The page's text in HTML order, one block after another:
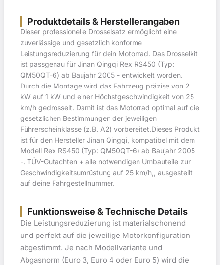
Produktdetails & Herstellerangaben
Dieser professionelle Drosselsatz ermöglicht eine
zuverlässige und gesetzlich konforme
Leistungsreduzierung für dein Motorrad. Das Drosselkit
ist passgenau für Jinan Qingqi Rex RS450 (Typ:
QM50QT-6) ab Baujahr 2005 - entwickelt worden.
Durch die Montage wird das Fahrzeug präzise von 2
kW auf 1 kW und einer Höchstgeschwindigkeit von 25
km/h gedrosselt. Damit ist das Motorrad optimal auf die
gesetzlichen Bestimmungen der jeweiligen
Führerscheinklasse (z.B. A2) vorbereitet.Dieses Produkt
ist für den Hersteller Jinan Qingqi, kompatibel mit dem
Modell Rex RS450 (Typ: QM50QT-6) ab Baujahr 2005
-. TÜV-Gutachten + alle notwendigen Umbauteile zur
Geschwindigkeitsumrüstung auf 25 km/h,, ausgestellt
auf deine Fahrgestellnummer.
Funktionsweise & Technische Details
Die Leistungsreduzierung ist materialschonend
und perfekt auf die jeweilige Motorkonfiguration
abgestimmt. Je nach Modellvariante und
Abgasnorm (Euro 3, Euro 4 oder Euro 5) wird die